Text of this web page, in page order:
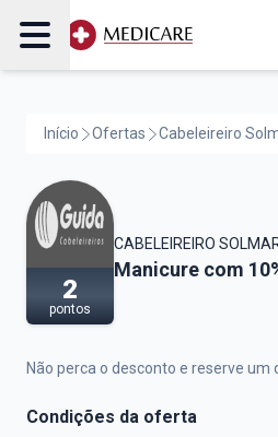
Início Ofertas Cabeleireiro
2
pontos
CABELEIREIRO
Cabeleireiro
Manicure com
Não perca o desconto e reserve um
Condições da oferta